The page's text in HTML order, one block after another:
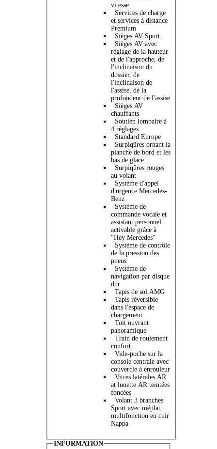
vitesse
Services de charge
et services à distance
Premium
Sièges AV Sport
Sièges AV avec
réglage de la hauteur
et de l'approche, de
l'inclinaison du
dossier, de
l'inclinaison de
l'assise, de la
profondeur de l'assise
Sièges AV
chauffants
Soutien lombaire à
4 réglages
Standard Europe
Surpiqûres ornant la
planche de bord et les
bas de glace
Surpiqûres rouges
au volant
Système d'appel
d'urgence Mercedes-
Benz
Système de
commande vocale et
assistant personnel
activable grâce à
"Hey Mercedes"
Système de contrôle
de la pression des
pneus
Système de
navigation par disque
dur
Tapis de sol AMG
Tapis réversible
dans l'espace de
chargement
Toit ouvrant
panoramique
Train de roulement
confort
Vide-poche sur la
console centrale avec
couvercle à enrouleur
Vitres latérales AR
at lunette AR teintées
foncées
Volant 3 branches
Sport avec méplat
multifonction en cuir
Nappa
INFORMATION